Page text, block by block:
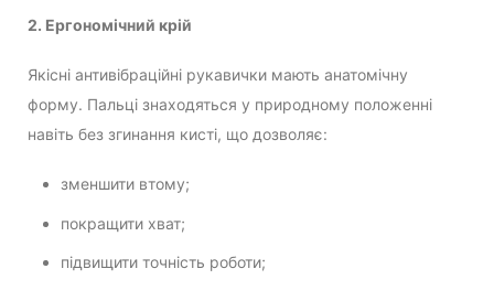
2. Ергономічний крій
Якісні антивібраційні рукавички мають анатомічну
форму. Пальці знаходяться у природному положенні
навіть без згинання кисті, що дозволяє:
зменшити втому;
покращити хват;
підвищити точність роботи;